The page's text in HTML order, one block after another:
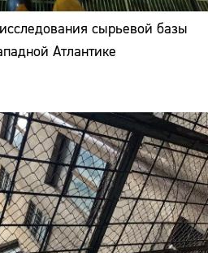
сырьевой базы
Атлантике